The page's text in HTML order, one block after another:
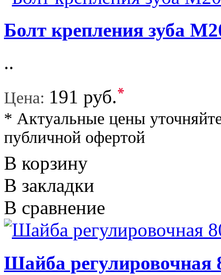
Болт крепления зуба
..
Цена: 191 руб.*
* Актуальные цены
публичной офертой
В корзину
В закладки
В сравнение
Шайба регулировочная